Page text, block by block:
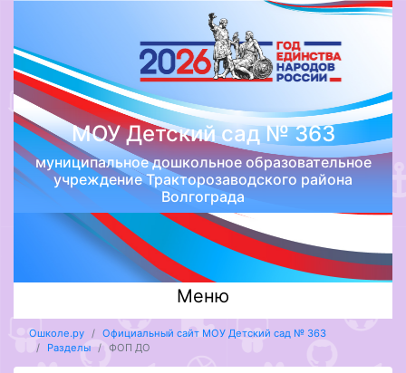
МОУ Детский сад № 363
муниципальное дошкольное образовательное
учреждение Тракторозаводского района
Волгограда
Меню
Ошколе.ру
Официальный сайт МОУ Детский сад № 363
Разделы
ФОП ДО